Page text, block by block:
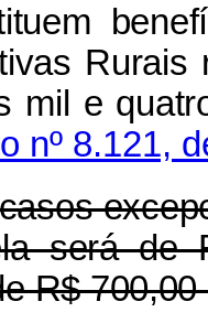
mil e
nº 8.121,
será de
R$